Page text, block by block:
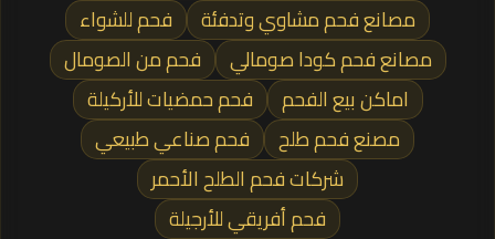
مصانع فحم مشاوي وتدفئة
فحم للشواء
مصانع فحم كودا صومالي
فحم من الصومال
اماكن بيع الفحم
فحم حمضيات للأركيلة
مصنع فحم طلح
فحم صناعي طبيعي
شركات فحم الطلح الأحمر
فحم أفريقي للأرجيلة